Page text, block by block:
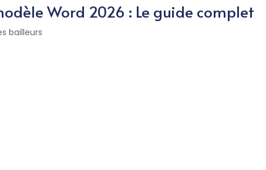
Word 2026 : Le guide complet
bailleurs